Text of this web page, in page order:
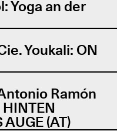
Yoga an der
Youkali: ON
Ramón
(AT)